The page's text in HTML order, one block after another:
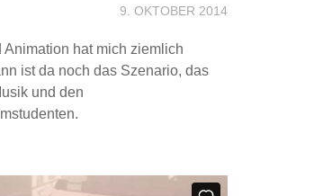
9. OKTOBER 2014
hat mich ziemlich
ist da noch das Szenario, das
und den